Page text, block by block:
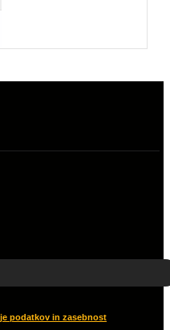
podatkov in zasebnost